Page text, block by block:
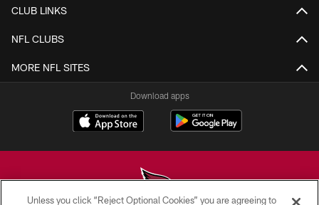
CLUB LINKS
NFL CLUBS
MORE NFL SITES
Download apps
Unless you click “Reject Optional Cookies” you are agreeing to